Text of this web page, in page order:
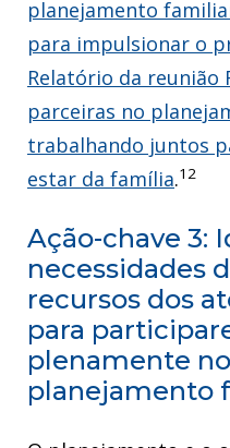
planejamento
para impulsionar o
Relatório da reunião
parceiras no
trabalhando juntos
estar da família.12
Ação-chave 3:
necessidades
recursos dos
para
plenamente
planejamento